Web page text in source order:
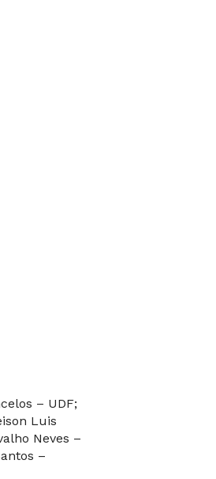
– UDF;
Luis
Neves –
–